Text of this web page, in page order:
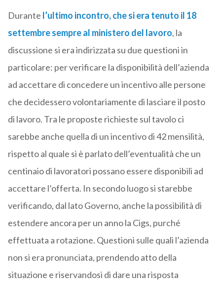
Durante l’ultimo incontro, che si era tenuto il 18
settembre sempre al ministero del lavoro, la
discussione si era indirizzata su due questioni in
particolare: per verificare la disponibilità dell’azienda
ad accettare di concedere un incentivo alle persone
che decidessero volontariamente di lasciare il posto
di lavoro. Tra le proposte richieste sul tavolo ci
sarebbe anche quella di un incentivo di 42 mensilità,
rispetto al quale si è parlato dell’eventualità che un
centinaio di lavoratori possano essere disponibili ad
accettare l’offerta. In secondo luogo si starebbe
verificando, dal lato Governo, anche la possibilità di
estendere ancora per un anno la Cigs, purché
effettuata a rotazione. Questioni sulle quali l’azienda
non si era pronunciata, prendendo atto della
situazione e riservandosi di dare una risposta